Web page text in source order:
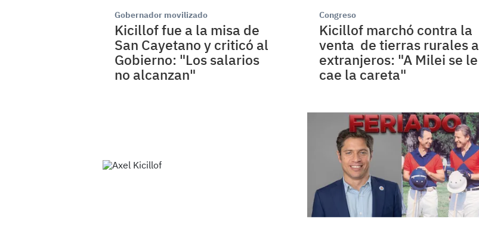
Gobernador movilizado
Kicillof fue a la misa de
San Cayetano y criticó al
Gobierno: "Los salarios
no alcanzan"
Congreso
Kicillof marchó contra la
venta de tierras rurales a
extranjeros: "A Milei se le
cae la careta"